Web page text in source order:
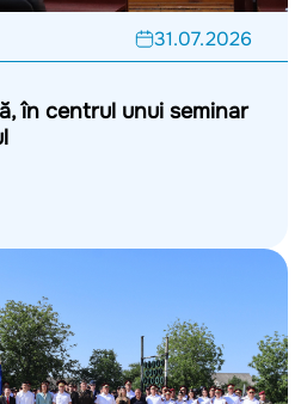
31.07.2026
în centrul unui seminar